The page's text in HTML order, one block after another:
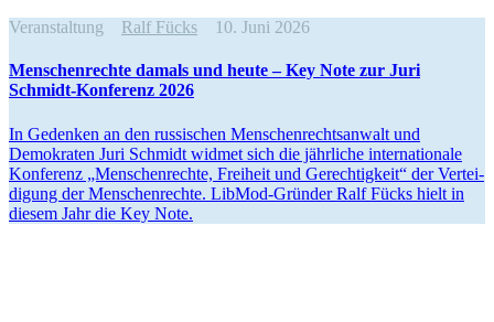
Veranstaltung Ralf Fücks 10. Juni 2026
Menschen­rechte damals und heute – Key Note zur Juri
Schmidt-Konferenz 2026
In Gedenken an den russi­schen Menschen­rechts­anwalt und
Demokraten Juri Schmidt widmet sich die jährliche inter­na­tionale
Konferenz „Menschen­rechte, Freiheit und Gerech­tigkeit“ der Vertei­
digung der Menschen­rechte. LibMod-Gründer Ralf Fücks hielt in
diesem Jahr die Key Note.